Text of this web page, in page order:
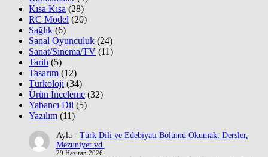
Kısa Kısa (28)
RC Model (20)
Sağlık (6)
Sanal Oyunculuk (24)
Sanat/Sinema/TV (11)
Tarih (5)
Tasarım (12)
Türkoloji (34)
Ürün İnceleme (32)
Yabancı Dil (5)
Yazılım (11)
Ayla- Türk Dili ve Edebiyatı Bölümü Okumak: Dersler,
Mezuniyet vd.
29 Haziran 2026